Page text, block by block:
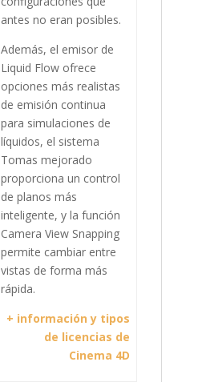
antes no eran posibles.
Además, el emisor de
Liquid Flow ofrece
opciones más realistas
de emisión continua
para simulaciones de
líquidos, el sistema
Tomas mejorado
proporciona un control
de planos más
inteligente, y la función
Camera View Snapping
permite cambiar entre
vistas de forma más
rápida.
+ información y tipos
de licencias de
Cinema 4D